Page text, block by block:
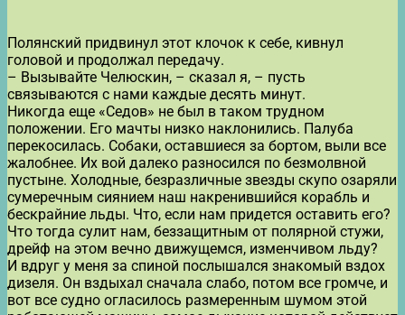
Полянский придвинул этот клочок к себе, кивнул
головой и продолжал передачу.
– Вызывайте Челюскин, – сказал я, – пусть
связываются с нами каждые десять минут.
Никогда еще «Седов» не был в таком трудном
положении. Его мачты низко наклонились. Палуба
перекосилась. Собаки, оставшиеся за бортом, выли все
жалобнее. Их вой далеко разносился по безмолвной
пустыне. Холодные, безразличные звезды скупо озаряли
сумеречным сиянием наш накренившийся корабль и
бескрайние льды. Что, если нам придется оставить его?
Что тогда сулит нам, беззащитным от полярной стужи,
дрейф на этом вечно движущемся, изменчивом льду?
И вдруг у меня за спиной послышался знакомый вздох
дизеля. Он вздыхал сначала слабо, потом все громче, и
вот все судно огласилось размеренным шумом этой